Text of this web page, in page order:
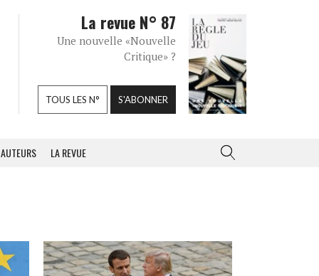
La revue N° 87
Une nouvelle «Nouvelle
Critique» ?
TOUS LES N° S'ABONNER
AUTEURS LA REVUE